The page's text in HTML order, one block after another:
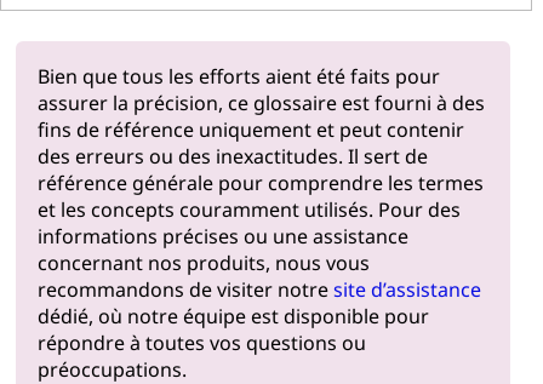
Bien que tous les efforts aient été faits pour
assurer la précision, ce glossaire est fourni à des
fins de référence uniquement et peut contenir
des erreurs ou des inexactitudes. Il sert de
référence générale pour comprendre les termes
et les concepts couramment utilisés. Pour des
informations précises ou une assistance
concernant nos produits, nous vous
recommandons de visiter notresite d’assistance
dédié, où notre équipe est disponible pour
répondre à toutes vos questions ou
préoccupations.